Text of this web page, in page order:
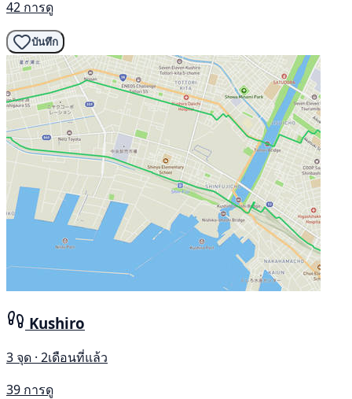
42 การดู
บันทึก
Kushiro
3 จุด · 2เดือนที่แล้ว
39 การดู